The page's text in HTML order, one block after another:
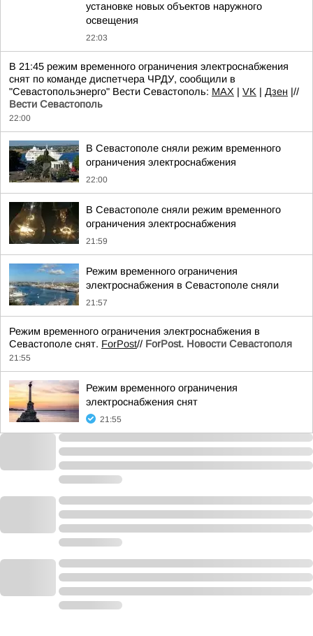
установке новых объектов наружного
освещения
22:03
В 21:45 режим временного ограничения электроснабжения
снят по команде диспетчера ЧРДУ, сообщили в
"Севастопольэнерго" Вести Севастополь: MAX | VK | Дзен |//
Вести Севастополь
22:00
В Севастополе сняли режим временного
ограничения электроснабжения
22:00
В Севастополе сняли режим временного
ограничения электроснабжения
21:59
Режим временного ограничения
электроснабжения в Севастополе сняли
21:57
Режим временного ограничения электроснабжения в
Севастополе снят. ForPost// ForPost. Новости Севастополя
21:55
Режим временного ограничения
электроснабжения снят
21:55